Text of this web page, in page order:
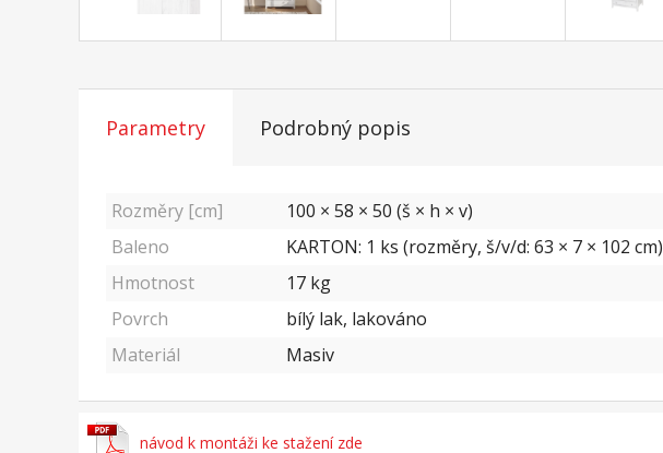
Parametry Podrobný popis
Rozměry [cm]
100 × 58 × 50 (š × h × v)
Baleno
KARTON: 1 ks (rozměry, š/v/d: 63 × 7 × 102 cm)
Hmotnost
17 kg
Povrch
bílý lak, lakováno
Materiál
Masiv
návod k montáži ke stažení zde